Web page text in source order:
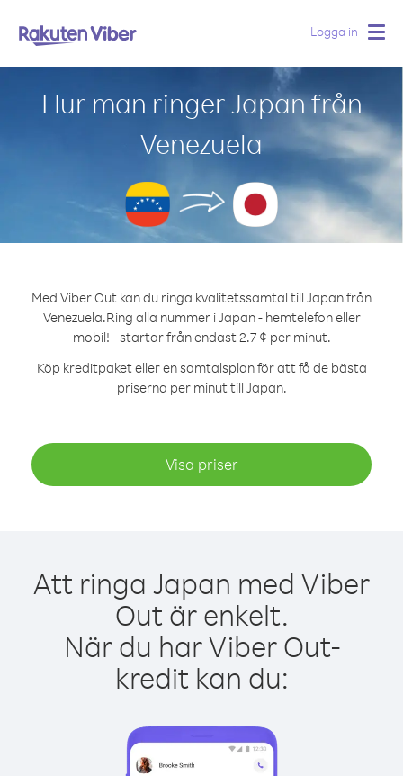
Logga in
Hur man ringer Japan från
Venezuela
Med Viber Out kan du ringa kvalitetssamtal till Japan från
Venezuela.Ring alla nummer i Japan - hemtelefon eller
mobil! - startar från endast 2.7 ¢ per minut.
Köp kreditpaket eller en samtalsplan för att få de bästa
priserna per minut till Japan.
Visa priser
Att ringa Japan med Viber
Out är enkelt.
När du har Viber Out-
kredit kan du: